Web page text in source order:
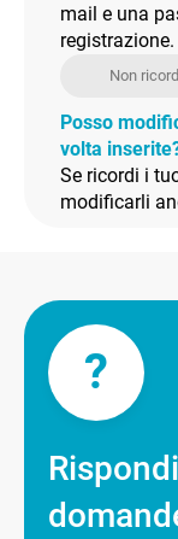
mail e una
registrazione.
Non
Posso
volta
Se ricordi i
modificarli
?